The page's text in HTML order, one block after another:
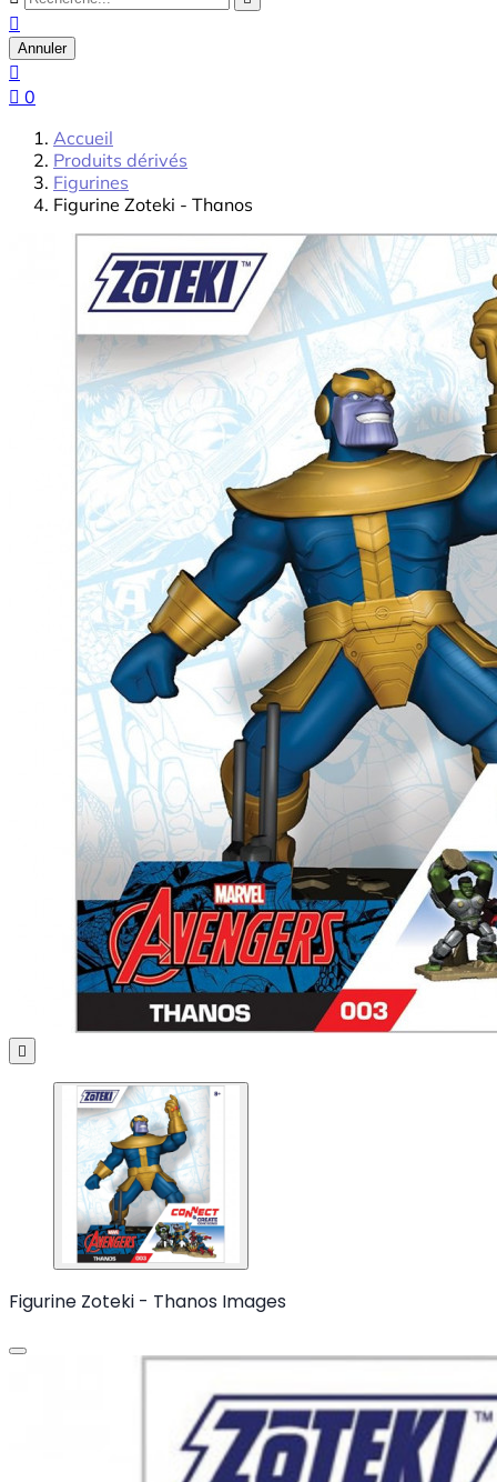

Annuler

 0
Accueil
Produits dérivés
Figurines
Figurine Zoteki - Thanos

Figurine Zoteki - Thanos Images